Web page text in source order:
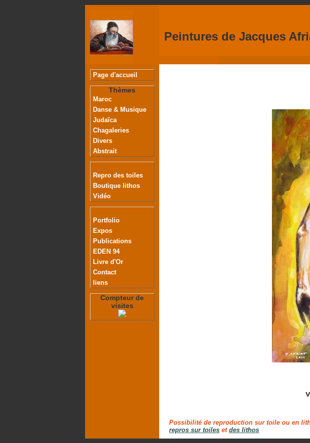
Peintures de Jacques
Page d'accueil
Thèmes
Maroc
Danse & Musique
Judaïca
Chagaleries
Divers
Abstrait
Repro des toiles
Boutique lithos
Vidéo
Portfolio
Expos
Publications
EDEN 94
Livre d'Or
Contact
liens
Compteur de
visites
Possibilité de reproduction sur toile ou en
repros sur toiles et des lithos